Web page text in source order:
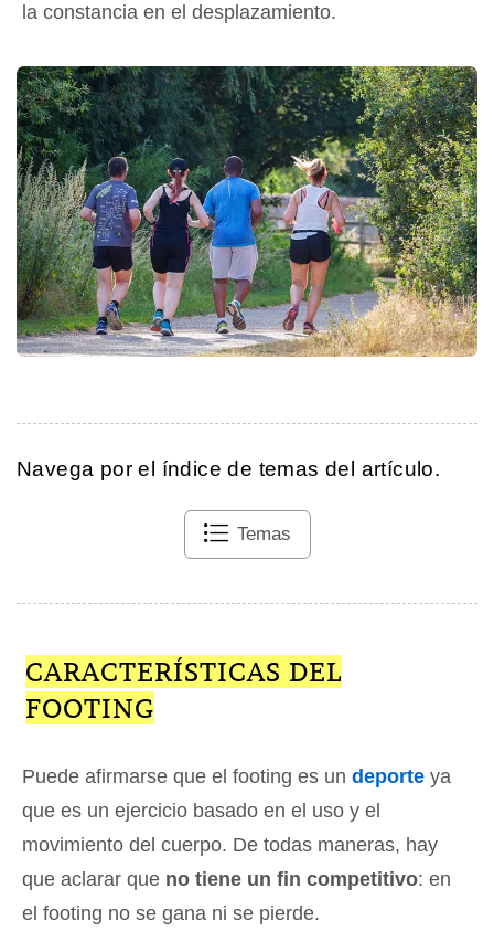
la constancia en el desplazamiento.
Navega por el índice de temas del artículo.
Temas
CARACTERÍSTICAS DEL
FOOTING
Puede afirmarse que el footing es un deporte ya
que es un ejercicio basado en el uso y el
movimiento del cuerpo. De todas maneras, hay
que aclarar que no tiene un fin competitivo: en
el footing no se gana ni se pierde.